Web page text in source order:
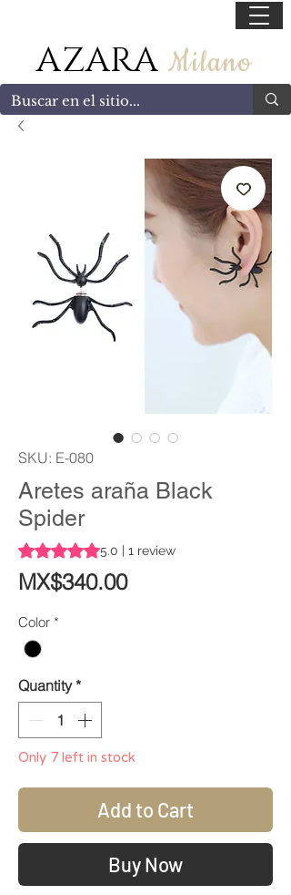
AZARA Milano
SKU: E-080
Aretes araña Black
Spider
Rating is 5.0 out of five stars based on 1
5.0 | 1 review
MX$340.00Price
Color *
Quantity *
Only 7 left in stock
Add to Cart
Buy Now